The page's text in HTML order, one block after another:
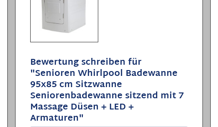
Bewertung schreiben für
"Senioren Whirlpool Badewanne
95x85 cm Sitzwanne
Seniorenbadewanne sitzend mit 7
Massage Düsen + LED +
Armaturen"